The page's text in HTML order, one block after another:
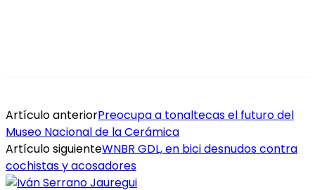
Artículo anteriorPreocupa a tonaltecas el futuro del
Museo Nacional de la Cerámica
Artículo siguienteWNBR GDL, en bici desnudos contra
cochistas y acosadores